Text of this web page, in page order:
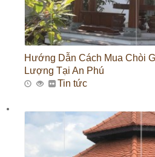
Hướng Dẫn Cách Mua Chòi
Lượng Tại An Phú
Tin tức